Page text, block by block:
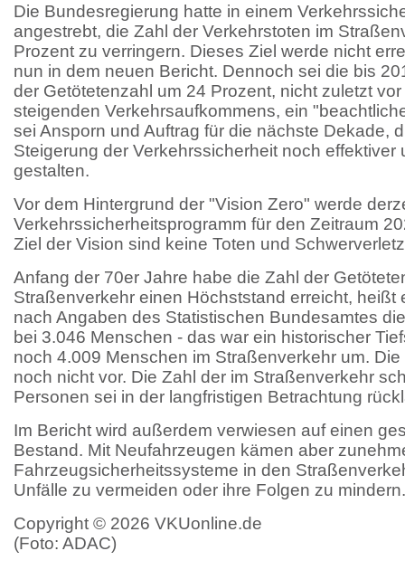
Die Bundesregierung hatte in einem
angestrebt, die Zahl der Verkehrstoten im
Prozent zu verringern. Dieses Ziel werde nicht
nun in dem neuen Bericht. Dennoch sei die bis
der Getötetenzahl um 24 Prozent, nicht zuletzt
steigenden Verkehrsaufkommens, ein
sei Ansporn und Auftrag für die nächste Dekade,
Steigerung der Verkehrssicherheit noch effektiver
gestalten.
Vor dem Hintergrund der "Vision Zero" werde
Verkehrssicherheitsprogramm für den Zeitraum
Ziel der Vision sind keine Toten und
Anfang der 70er Jahre habe die Zahl der
Straßenverkehr einen Höchststand erreicht, heißt
nach Angaben des Statistischen Bundesamtes
bei 3.046 Menschen - das war ein historischer
noch 4.009 Menschen im Straßenverkehr um.
noch nicht vor. Die Zahl der im Straßenverkehr
Personen sei in der langfristigen Betrachtung
Im Bericht wird außerdem verwiesen auf einen
Bestand. Mit Neufahrzeugen kämen aber
Fahrzeugsicherheitssysteme in den
Unfälle zu vermeiden oder ihre Folgen zu
Copyright © 2026 VKUonline.de
(Foto: ADAC)